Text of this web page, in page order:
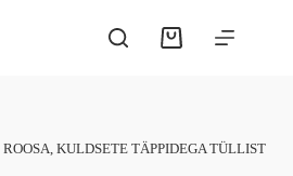
Shopping
ROOSA, KULDSETE TÄPPIDEGA TÜLLIST